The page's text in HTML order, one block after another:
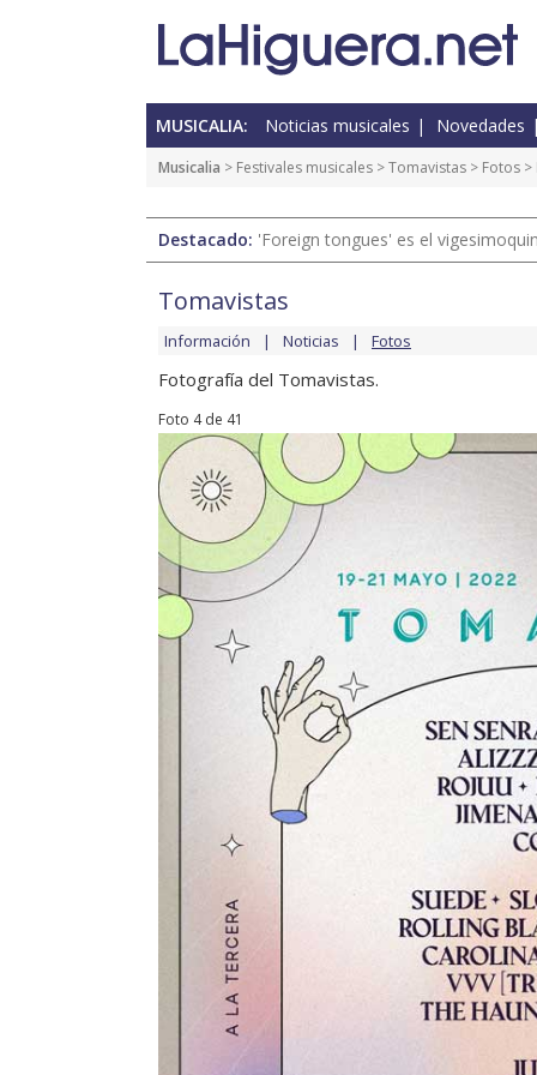
MUSICALIA: Noticias musicales Novedades
Musicalia > Festivales musicales >Tomavistas > Fotos >
Destacado: 'Foreign tongues' es el
Tomavistas
Información Noticias Fotos
Fotografía del Tomavistas.
Foto 4 de 41